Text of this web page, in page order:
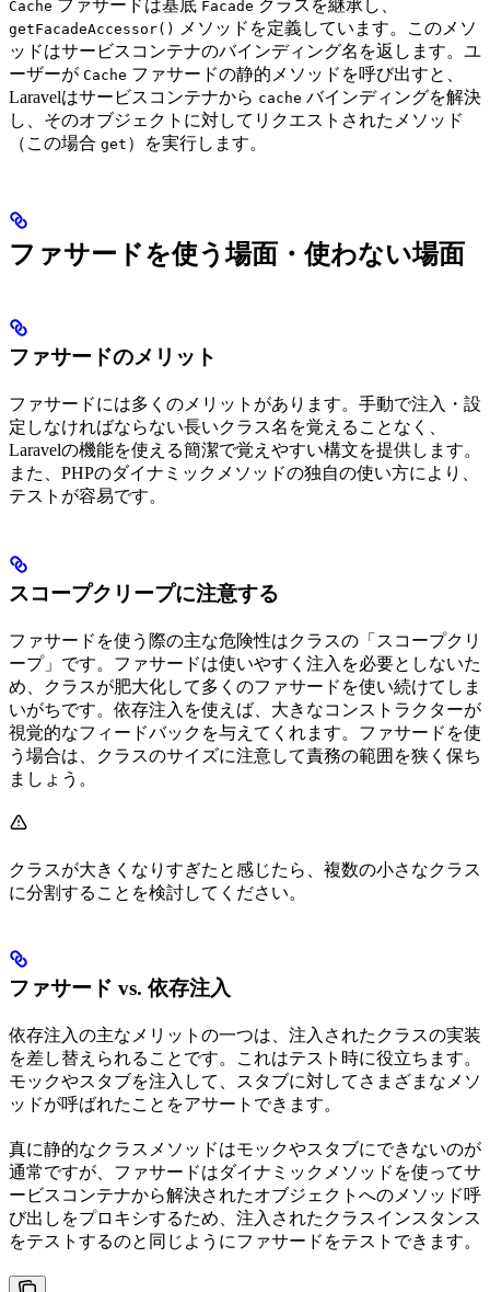
Cache ファサードは基底 Facade クラスを継承し、
getFacadeAccessor()
メソッドを定義しています。このメソ
ッドはサービスコンテナのバインディング名を返します。ユ
ーザーが Cache ファサードの静的メソッドを呼び出すと、
Laravelはサービスコンテナから cache バインディングを解決
し、そのオブジェクトに対してリクエストされたメソッド
（この場合 get ）を実行します。
ファサードを使う場面・使わない場面
ファサードのメリット
ファサードには多くのメリットがあります。手動で注入・設
定しなければならない長いクラス名を覚えることなく、
Laravelの機能を使える簡潔で覚えやすい構文を提供します。
また、PHPのダイナミックメソッドの独自の使い方により、
テストが容易です。
スコープクリープに注意する
ファサードを使う際の主な危険性はクラスの「スコープクリ
ープ」です。ファサードは使いやすく注入を必要としないた
め、クラスが肥大化して多くのファサードを使い続けてしま
いがちです。依存注入を使えば、大きなコンストラクターが
視覚的なフィードバックを与えてくれます。ファサードを使
う場合は、クラスのサイズに注意して責務の範囲を狭く保ち
ましょう。
クラスが大きくなりすぎたと感じたら、複数の小さなクラス
に分割することを検討してください。
ファサード vs. 依存注入
依存注入の主なメリットの一つは、注入されたクラスの実装
を差し替えられることです。これはテスト時に役立ちます。
モックやスタブを注入して、スタブに対してさまざまなメソ
ッドが呼ばれたことをアサートできます。
真に静的なクラスメソッドはモックやスタブにできないのが
通常ですが、ファサードはダイナミックメソッドを使ってサ
ービスコンテナから解決されたオブジェクトへのメソッド呼
び出しをプロキシするため、注入されたクラスインスタンス
をテストするのと同じようにファサードをテストできます。